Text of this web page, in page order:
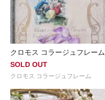
クロモス コラージュフレーム
SOLD OUT
クロモス コラージュフレーム